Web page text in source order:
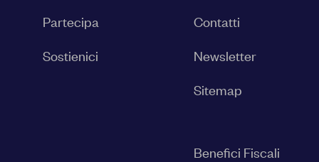
Partecipa
Sostienici
Contatti
Newsletter
Sitemap
Benefici Fiscali